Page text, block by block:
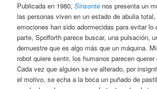
Publicada en 1980,Sinsonte nos presenta un
las personas viven en un estado de abulia
emociones han sido adormecidas para evitar lo
parte, Spofforth parece buscar, una pulsación,
demuestre que es algo más que un máquina.
robot quiere sentir, los humanos parecen
Cada vez que alguien se ve alterado, por
el motivo, se echa a la boca un puñado de